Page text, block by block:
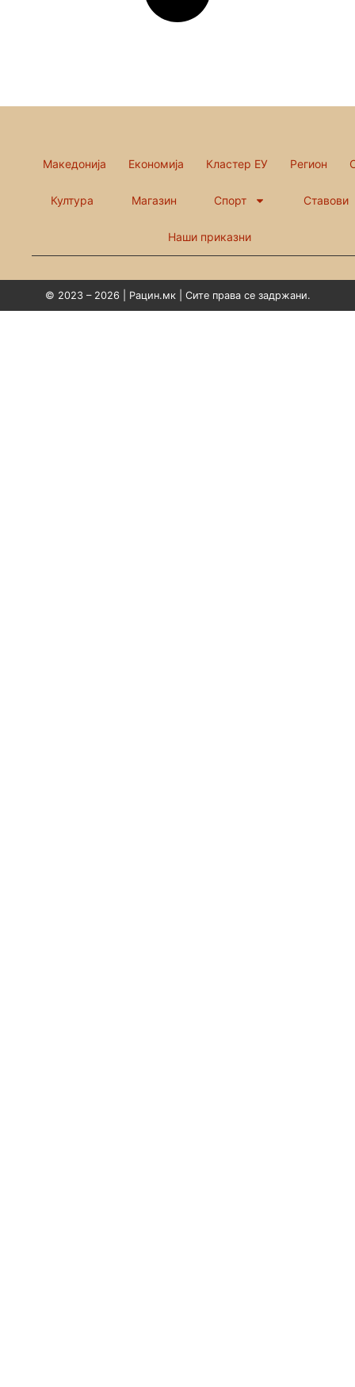
Македонија Економија Кластер ЕУ Регион
Култура Магазин Спорт Ставови
Наши приказни
© 2023 – 2026 | Рацин.мк | Сите права се задржани.